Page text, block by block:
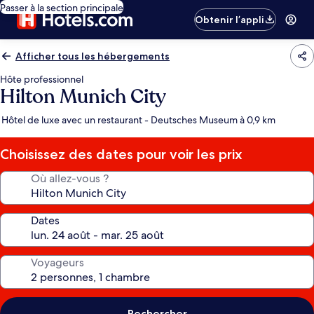
Passer à la section principale
Obtenir l’appli
Afficher tous les hébergements
Hôte professionnel
Hilton Munich City
Hôtel de luxe avec un restaurant - Deutsches Museum à 0,9 km
Choisissez des dates pour voir les prix
Où allez-vous ?
Dates
Voyageurs